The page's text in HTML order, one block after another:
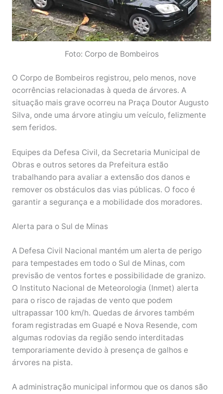
Foto: Corpo de Bombeiros
O Corpo de Bombeiros registrou, pelo menos, nove
ocorrências relacionadas à queda de árvores. A
situação mais grave ocorreu na Praça Doutor Augusto
Silva, onde uma árvore atingiu um veículo, felizmente
sem feridos.
Equipes da Defesa Civil, da Secretaria Municipal de
Obras e outros setores da Prefeitura estão
trabalhando para avaliar a extensão dos danos e
remover os obstáculos das vias públicas. O foco é
garantir a segurança e a mobilidade dos moradores.
Alerta para o Sul de Minas
A Defesa Civil Nacional mantém um alerta de perigo
para tempestades em todo o Sul de Minas, com
previsão de ventos fortes e possibilidade de granizo.
O Instituto Nacional de Meteorologia (Inmet) alerta
para o risco de rajadas de vento que podem
ultrapassar 100 km/h. Quedas de árvores também
foram registradas em Guapé e Nova Resende, com
algumas rodovias da região sendo interditadas
temporariamente devido à presença de galhos e
árvores na pista.
A administração municipal informou que os danos são